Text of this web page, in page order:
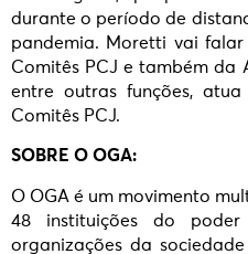
durante o período de
pandemia. Moretti vai
Comitês PCJ e também da
entre outras funções,
Comitês PCJ.
SOBRE O OGA:
O OGA é um movimento
48 instituições do
organizações da